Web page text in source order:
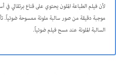
موجبة دقيقة من صور سالبة ملونة ممسوحة ضوئياً.
السالبة الملونة عند مسح فيلم ضوئياً.